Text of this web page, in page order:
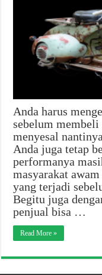
Anda harus
sebelum
menyesal
Anda juga tetap
performanya
masyarakat
yang terjadi
Begitu juga
penjual bisa …
Read More »